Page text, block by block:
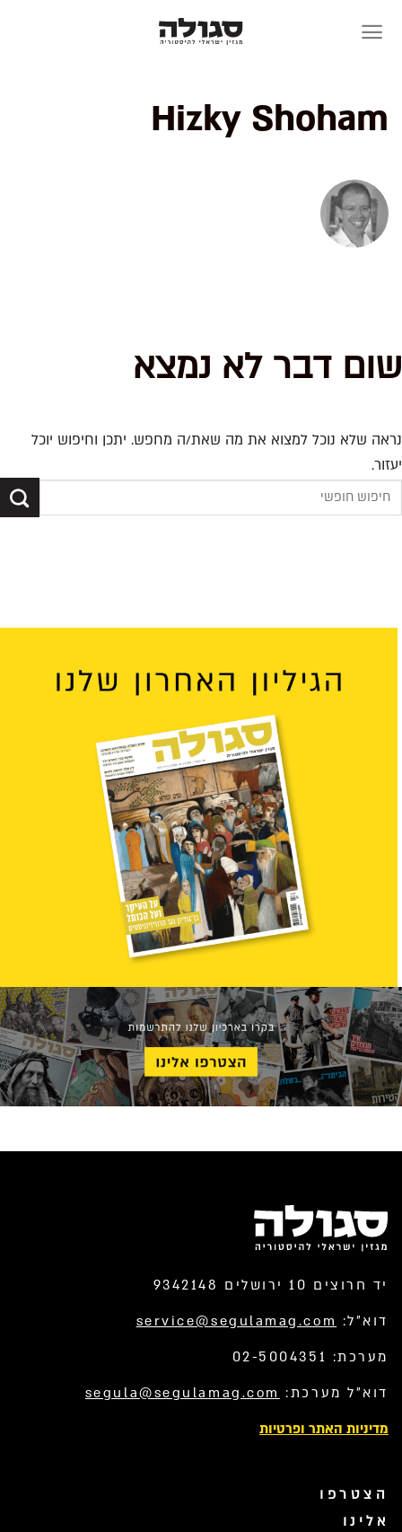
Hizky Shoham
שום דבר לא נמצא
נראה שלא נוכל למצוא את מה שאת/ה מחפש. יתכן וחיפוש יוכל
יעזור.
יד חרוצים 10 ירושלים 9342148
דוא”ל: service@segulamag.com
מערכת: 02-5004351
דוא”ל מערכת: segula@segulamag.com
מדיניות האתר ופרטיות
הצטרפו
אלינו